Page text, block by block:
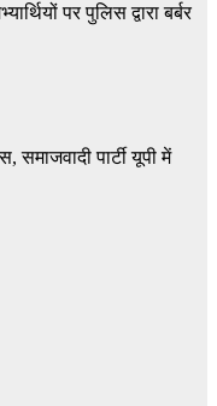
पर पुलिस द्वारा बर्बर
समाजवादी पार्टी यूपी में